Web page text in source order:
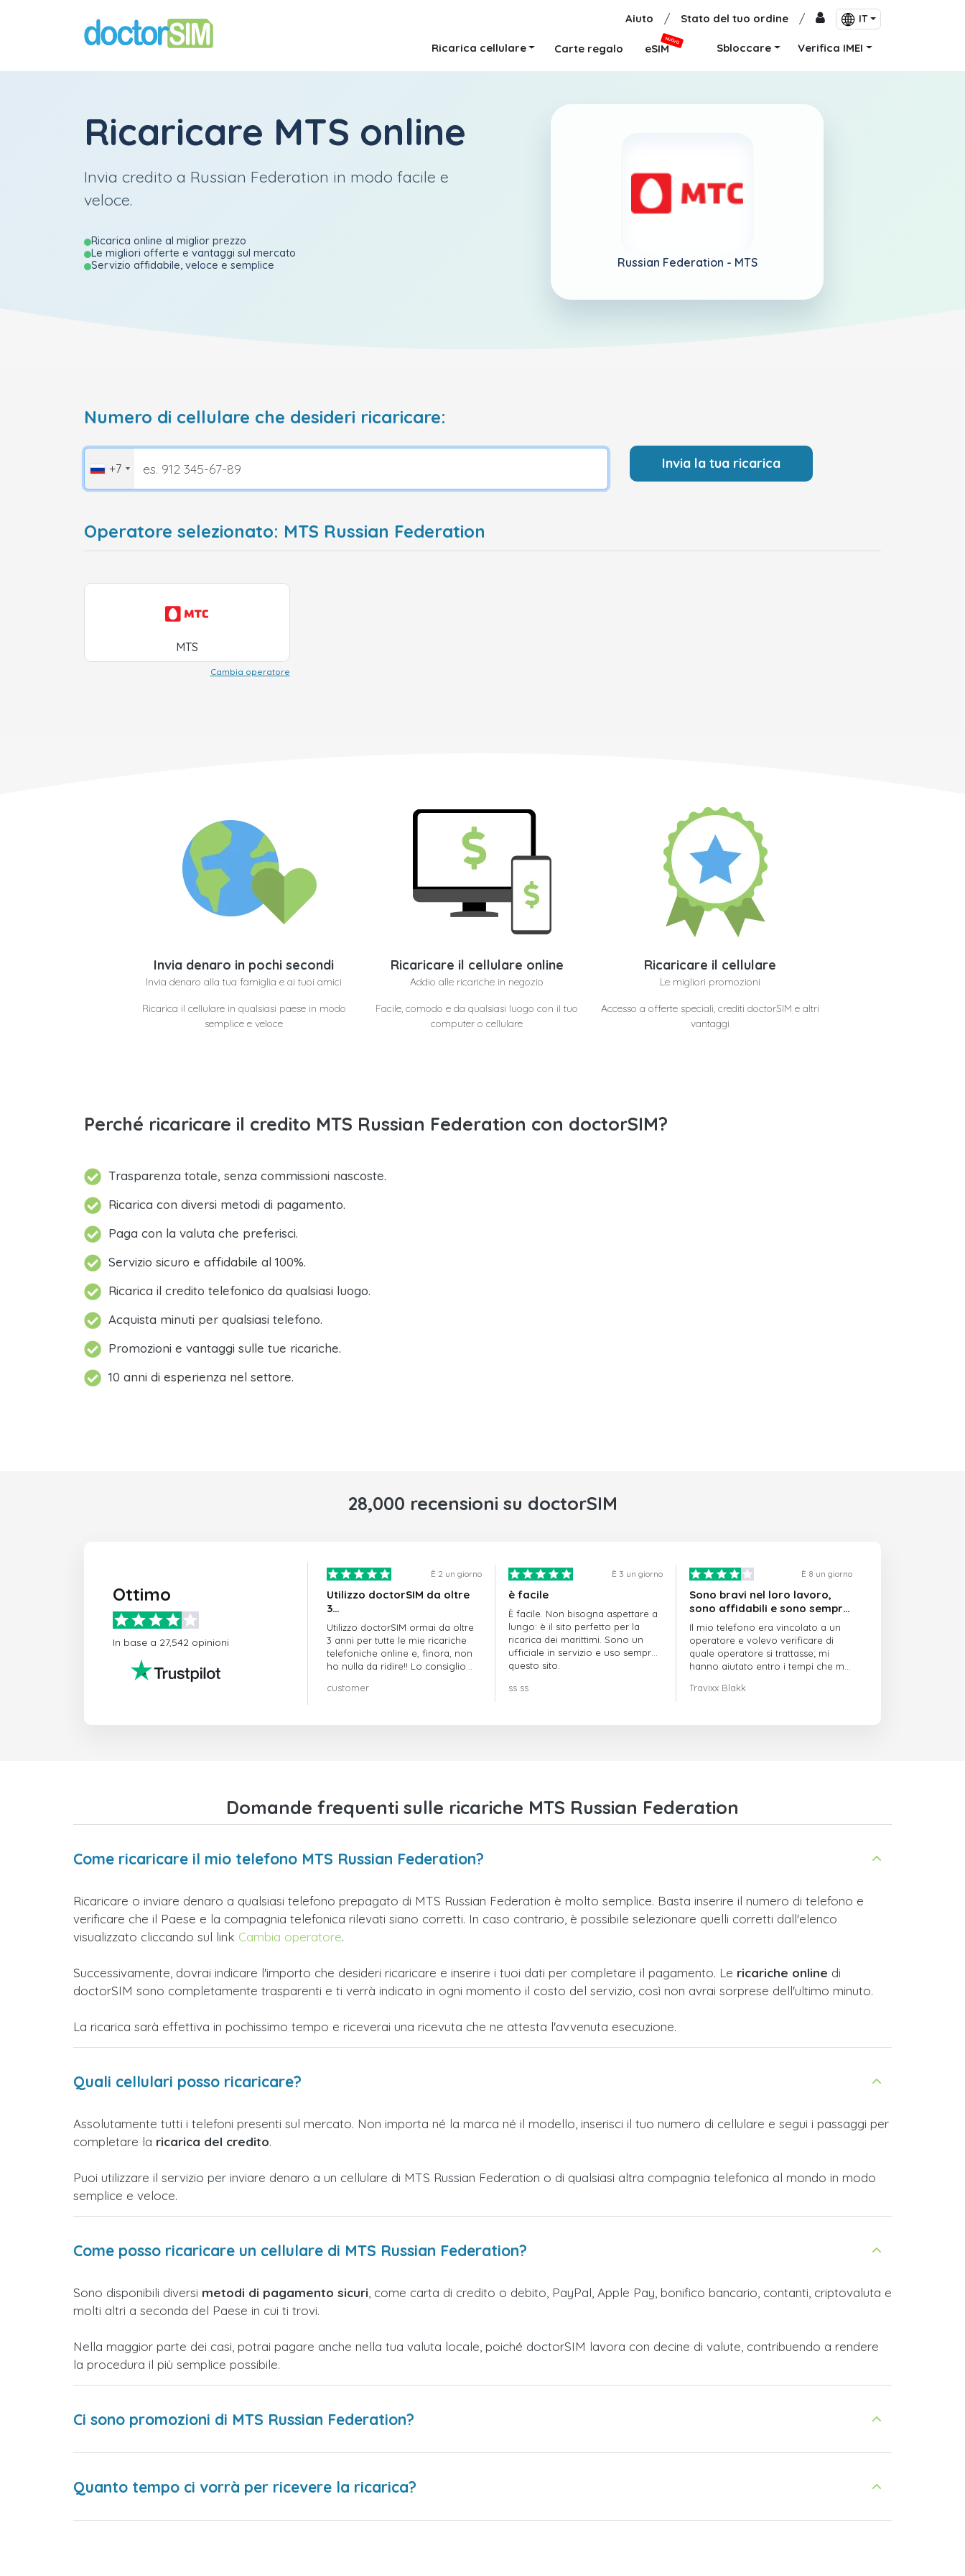
Aiuto / Stato del tuo ordine / IT
Ricarica cellulare Carte regalo eSIM
NUOVO
Sbloccare Verifica IMEI
Ricaricare MTS online
Invia credito a Russian Federation in modo facile e
veloce.
Ricarica online al miglior prezzo
Le migliori offerte e vantaggi sul mercato
Servizio affidabile, veloce e semplice
Russian Federation - MTS
Numero di cellulare che desideri ricaricare:
+7 Invia la tua ricarica
Operatore selezionato: MTS Russian Federation
MTS
Cambia operatore
Invia denaro in pochi secondi
Invia denaro alla tua famiglia e ai tuoi amici
Ricarica il cellulare in qualsiasi paese in modo
semplice e veloce
Ricaricare il cellulare online
Addio alle ricariche in negozio
Facile, comodo e da qualsiasi luogo con il tuo
computer o cellulare
Ricaricare il cellulare
Le migliori promozioni
Accesso a offerte speciali, crediti doctorSIM e altri
vantaggi
Perché ricaricare il credito MTS Russian Federation con doctorSIM?
Trasparenza totale, senza commissioni nascoste.
Ricarica con diversi metodi di pagamento.
Paga con la valuta che preferisci.
Servizio sicuro e affidabile al 100%.
Ricarica il credito telefonico da qualsiasi luogo.
Acquista minuti per qualsiasi telefono.
Promozioni e vantaggi sulle tue ricariche.
10 anni di esperienza nel settore.
28,000 recensioni su doctorSIM
Ottimo
In base a 27,542 opinioni
È 2 un giorno
Utilizzo doctorSIM da oltre
3…
Utilizzo doctorSIM ormai da oltre
3 anni per tutte le mie ricariche
telefoniche online e, finora, non
ho nulla da ridire!! Lo consiglio
customer
È 3 un giorno
è facile
È facile. Non bisogna aspettare a
lungo: è il sito perfetto per la
ricarica dei marittimi. Sono un
ufficiale in servizio e uso sempre
questo sito.
ss ss
È 8 un giorno
Sono bravi nel loro lavoro,
sono affidabili e sono sempre
puntuali
Il mio telefono era vincolato a un
operatore e volevo verificare di
quale operatore si trattasse; mi
hanno aiutato entro i tempi che mi
Travixx Blakk
Domande frequenti sulle ricariche MTS Russian Federation
Come ricaricare il mio telefono MTS Russian Federation?
Ricaricare o inviare denaro a qualsiasi telefono prepagato di MTS Russian Federation è molto semplice. Basta inserire il numero di telefono e
verificare che il Paese e la compagnia telefonica rilevati siano corretti. In caso contrario, è possibile selezionare quelli corretti dall'elenco
visualizzato cliccando sul link Cambia operatore.
Successivamente, dovrai indicare l'importo che desideri ricaricare e inserire i tuoi dati per completare il pagamento. Le ricariche online di
doctorSIM sono completamente trasparenti e ti verrà indicato in ogni momento il costo del servizio, così non avrai sorprese dell'ultimo minuto.
La ricarica sarà effettiva in pochissimo tempo e riceverai una ricevuta che ne attesta l'avvenuta esecuzione.
Quali cellulari posso ricaricare?
Assolutamente tutti i telefoni presenti sul mercato. Non importa né la marca né il modello, inserisci il tuo numero di cellulare e segui i passaggi per
completare la ricarica del credito.
Puoi utilizzare il servizio per inviare denaro a un cellulare di MTS Russian Federation o di qualsiasi altra compagnia telefonica al mondo in modo
semplice e veloce.
Come posso ricaricare un cellulare di MTS Russian Federation?
Sono disponibili diversi metodi di pagamento sicuri , come carta di credito o debito, PayPal, Apple Pay, bonifico bancario, contanti, criptovaluta e
molti altri a seconda del Paese in cui ti trovi.
Nella maggior parte dei casi, potrai pagare anche nella tua valuta locale, poiché doctorSIM lavora con decine di valute, contribuendo a rendere
la procedura il più semplice possibile.
Ci sono promozioni di MTS Russian Federation?
Quanto tempo ci vorrà per ricevere la ricarica?